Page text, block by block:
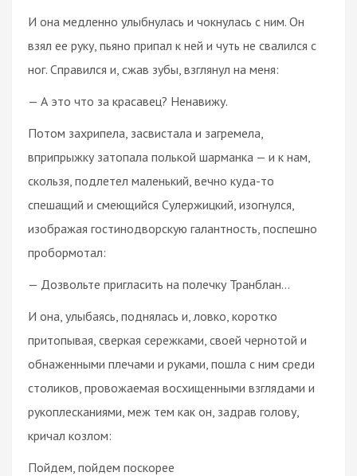
И она медленно улыбнулась и чокнулась с ним. Он
взял ее руку, пьяно припал к ней и чуть не свалился с
ног. Справился и, сжав зубы, взглянул на меня:
— А это что за красавец? Ненавижу.
Потом захрипела, засвистала и загремела,
вприпрыжку затопала полькой шарманка — и к нам,
скользя, подлетел маленький, вечно куда-то
спешащий и смеющийся Сулержицкий, изогнулся,
изображая гостинодворскую галантность, поспешно
пробормотал:
— Дозвольте пригласить на полечку Транблан...
И она, улыбаясь, поднялась и, ловко, коротко
притопывая, сверкая сережками, своей чернотой и
обнаженными плечами и руками, пошла с ним среди
столиков, провожаемая восхищенными взглядами и
рукоплесканиями, меж тем как он, задрав голову,
кричал козлом:
Пойдем, пойдем поскорее